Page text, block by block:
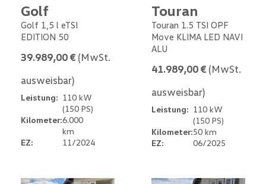
Golf
Golf 1,5 l eTSI
EDITION 50
39.989,00 € (MwSt.
ausweisbar)
Leistung: 110 kW
(150 PS)
Kilometer:6.000
km
EZ:
11/2024
Touran
Touran 1.5 TSI OPF
Move KLIMA LED NAVI
ALU
41.989,00 € (MwSt.
ausweisbar)
Leistung: 110 kW
(150 PS)
Kilometer:50 km
EZ:
06/2025